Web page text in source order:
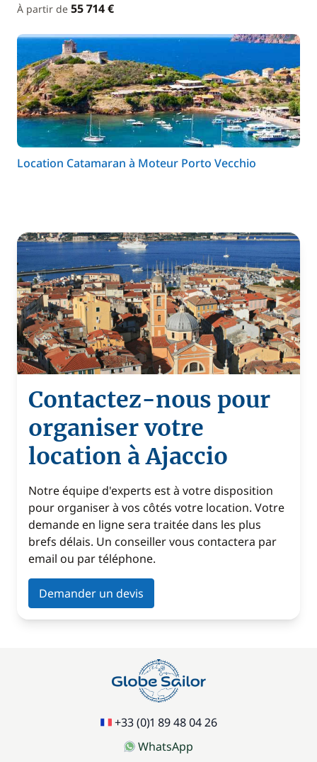
À partir de 55 714 €
Location Catamaran à Moteur Porto Vecchio
Contactez-nous pour
organiser votre
location à Ajaccio
Notre équipe d'experts est à votre disposition
pour organiser à vos côtés votre location. Votre
demande en ligne sera traitée dans les plus
brefs délais. Un conseiller vous contactera par
email ou par téléphone.
Demander un devis
+33 (0)1 89 48 04 26
WhatsApp